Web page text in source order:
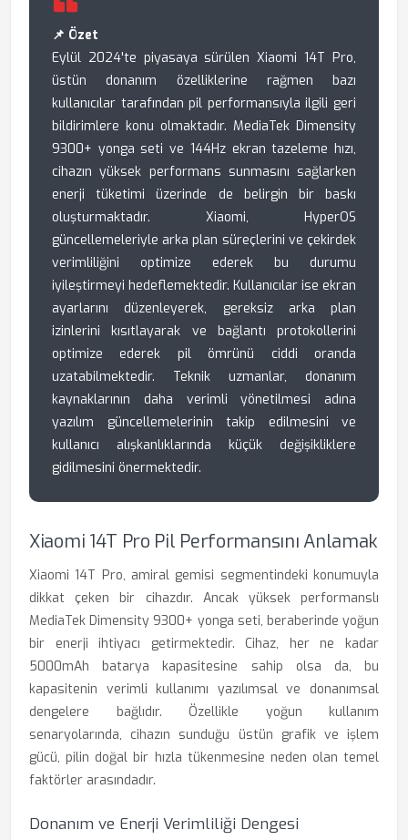
📌 Özet
Eylül 2024'te piyasaya sürülen Xiaomi 14T Pro,
üstün donanım özelliklerine rağmen bazı
kullanıcılar tarafından pil performansıyla ilgili geri
bildirimlere konu olmaktadır. MediaTek Dimensity
9300+ yonga seti ve 144Hz ekran tazeleme hızı,
cihazın yüksek performans sunmasını sağlarken
enerji tüketimi üzerinde de belirgin bir baskı
oluşturmaktadır. Xiaomi, HyperOS
güncellemeleriyle arka plan süreçlerini ve çekirdek
verimliliğini optimize ederek bu durumu
iyileştirmeyi hedeflemektedir. Kullanıcılar ise ekran
ayarlarını düzenleyerek, gereksiz arka plan
izinlerini kısıtlayarak ve bağlantı protokollerini
optimize ederek pil ömrünü ciddi oranda
uzatabilmektedir. Teknik uzmanlar, donanım
kaynaklarının daha verimli yönetilmesi adına
yazılım güncellemelerinin takip edilmesini ve
kullanıcı alışkanlıklarında küçük değişikliklere
gidilmesini önermektedir.
Xiaomi 14T Pro Pil Performansını Anlamak
Xiaomi 14T Pro, amiral gemisi segmentindeki konumuyla
dikkat çeken bir cihazdır. Ancak yüksek performanslı
MediaTek Dimensity 9300+ yonga seti, beraberinde yoğun
bir enerji ihtiyacı getirmektedir. Cihaz, her ne kadar
5000mAh batarya kapasitesine sahip olsa da, bu
kapasitenin verimli kullanımı yazılımsal ve donanımsal
dengelere bağlıdır. Özellikle yoğun kullanım
senaryolarında, cihazın sunduğu üstün grafik ve işlem
gücü, pilin doğal bir hızla tükenmesine neden olan temel
faktörler arasındadır.
Donanım ve Enerji Verimliliği Dengesi